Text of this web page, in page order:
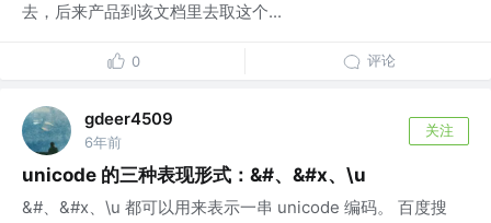
去，后来产品到该文档里去取这个...
0 评论
gdeer4509
6年前
关注
unicode 的三种表现形式：&#、&#x、\u
&#、&#x、\u 都可以用来表示一串 unicode 编码。 百度搜